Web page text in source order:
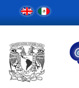
Navegación
principal
Contenido
Barra
lateral